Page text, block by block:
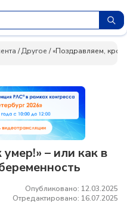
/Другое /«Поздравляем,
– или как в
Опубликовано: 12.03.2025
Отредактировано: 16.07.2025